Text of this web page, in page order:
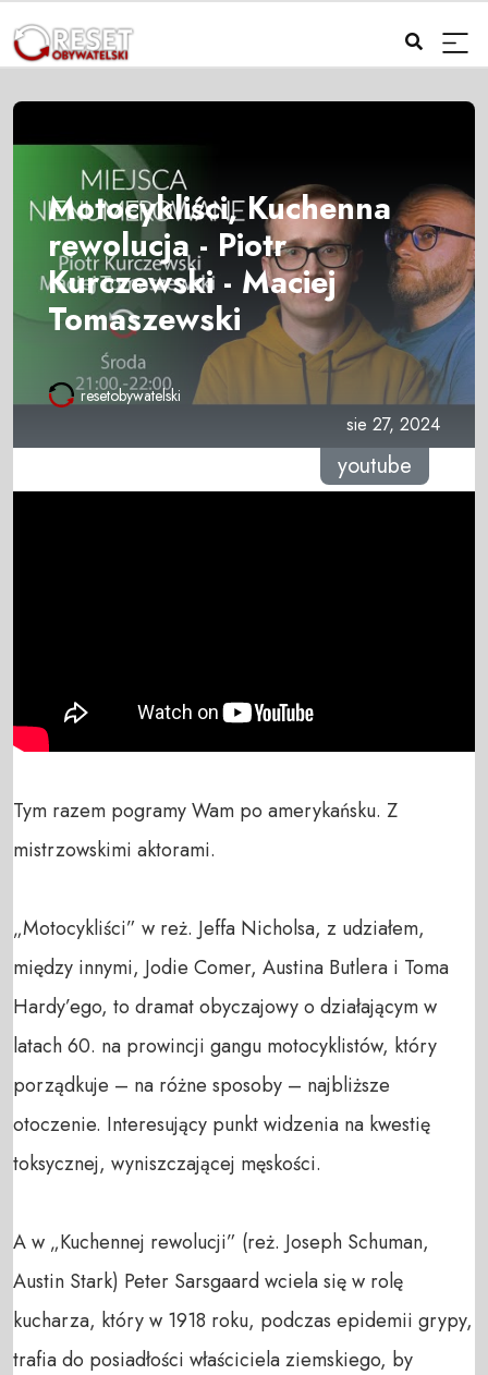
Motocykliści, Kuchenna
rewolucja - Piotr
Kurczewski - Maciej
Tomaszewski
resetobywatelski
sie 27, 2024
youtube
Tym razem pogramy Wam po amerykańsku. Z
mistrzowskimi aktorami.
„Motocykliści” w reż. Jeffa Nicholsa, z udziałem,
między innymi, Jodie Comer, Austina Butlera i Toma
Hardy’ego, to dramat obyczajowy o działającym w
latach 60. na prowincji gangu motocyklistów, który
porządkuje – na różne sposoby – najbliższe
otoczenie. Interesujący punkt widzenia na kwestię
toksycznej, wyniszczającej męskości.
A w „Kuchennej rewolucji” (reż. Joseph Schuman,
Austin Stark) Peter Sarsgaard wciela się w rolę
kucharza, który w 1918 roku, podczas epidemii grypy,
trafia do posiadłości właściciela ziemskiego, by